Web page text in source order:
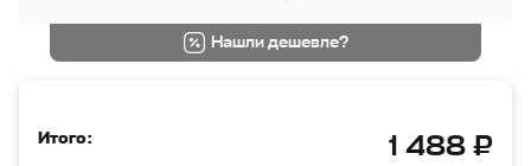
Нашли дешевле?
Итого: 1 488 ₽